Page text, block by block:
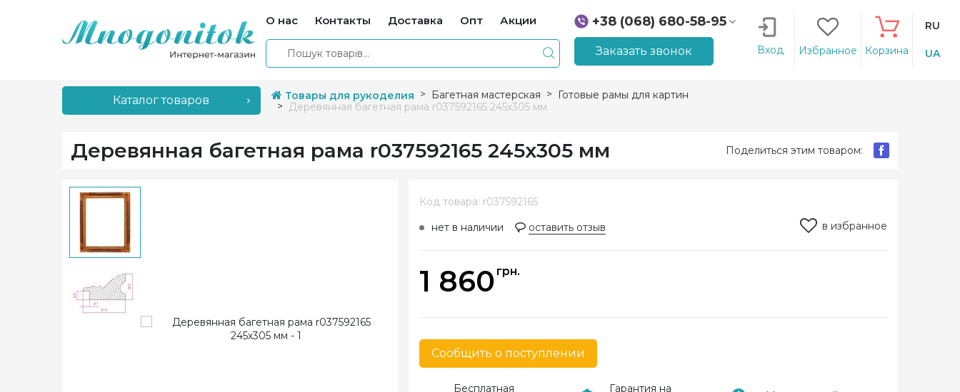
О нас Контакты Доставка Опт Акции
+38 (068) 680-58-95
+38 (066) 207-14-90
Заказать звонок Вход Избранное Корзина
RU
UA
Каталог товаров Товары для рукоделия Багетная мастерская
Готовые рамы для картин
Деревянная багетная рама r037592165 245х305 мм
Деревянная багетная рама r037592165 245х305 мм Поделиться этим товаром:
Код товара: r037592165
нет в наличии
оставить отзыв в избранное
1 860 грн.
Сообщить о поступлении
Бесплатная
Гарантия на